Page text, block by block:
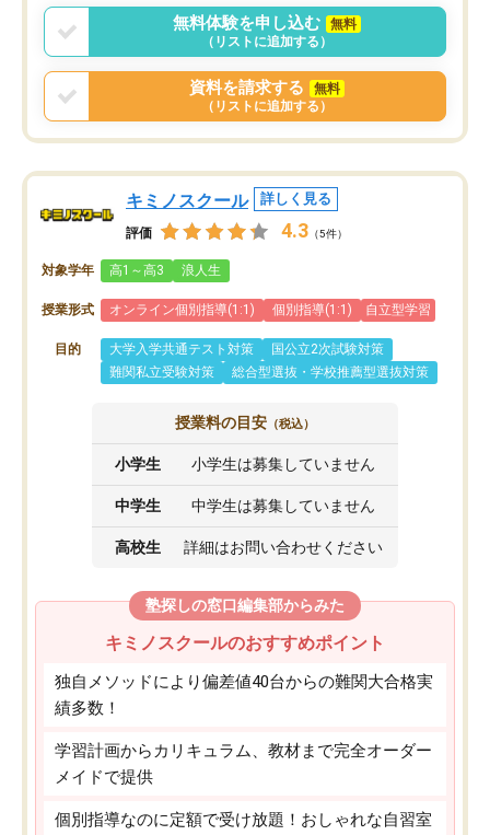
言う事で講師変更の申し出があり、あ
まりに短期での変更だった為、塾に通
う事にして退会しました。遅れも取り
戻せ、授業内容や講師の方は良かった
と思います。
無料体験を申し込む
無料
（リストに追加する）
資料を請求する
無料
（リストに追加する）
キミノスクール 詳しく見る
評価 4.3 （5件）
対象学年 高1～高3 浪人生
授業形式 オンライン個別指導(1:1) 個別指導(1:1) 自立型学習
目的 大学入学共通テスト対策
国公立2次試験対策
難関私立受験対策
総合型選抜・学校推薦型選抜対策
授業料の目安 （税込）
小学生 小学生は募集していません
中学生 中学生は募集していません
高校生 詳細はお問い合わせください
塾探しの窓口編集部からみた
キミノスクールのおすすめポイント
独自メソッドにより偏差値40台からの難関大合格実
績多数！
学習計画からカリキュラム、教材まで完全オーダー
メイドで提供
個別指導なのに定額で受け放題！おしゃれな自習室